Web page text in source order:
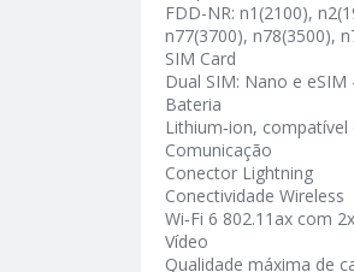
FDD-NR: n1(2100),
n77(3700), n78(3500),
SIM Card
Dual SIM: Nano e
Bateria
Lithium‑ion,
Comunicação
Conector Lightning
Conectividade Wireless
Wi‑Fi 6 802.11ax com
Vídeo
Qualidade máxima de